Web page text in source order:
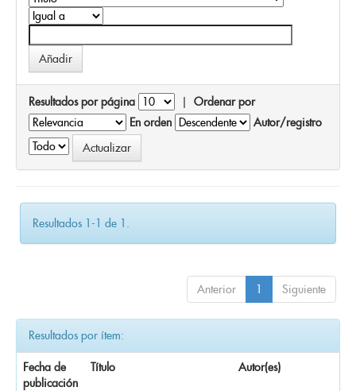
Resultados por página | Ordenar por
En orden
Autor/registro
Resultados 1-1 de 1.
Anterior 1 Siguiente
Resultados por ítem:
Fecha de
publicación
Título Autor(es)